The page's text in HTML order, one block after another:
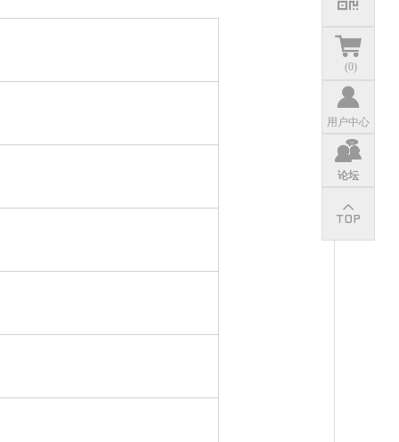
(0)
用户中心
论坛